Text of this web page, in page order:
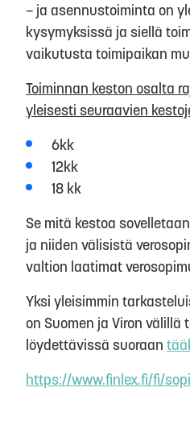
– ja asennustoiminta on
kysymyksissä ja siellä
vaikutusta toimipaikan
Toiminnan keston osalta
yleisesti seuraavien
6kk
12kk
18 kk
Se mitä kestoa
ja niiden välisistä
valtion laatimat
Yksi yleisimmin
on Suomen ja Viron välillä
löydettävissä suoraan
https://www.finlex.fi/fi/